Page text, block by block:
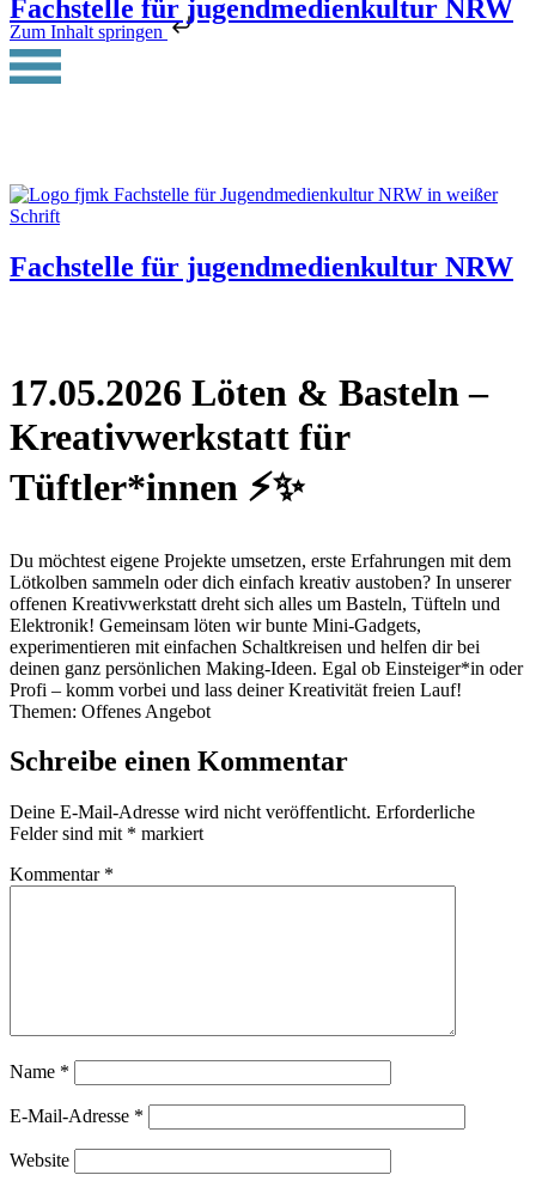
Zum Inhalt springen
Fachstelle für jugendmedienkultur NRW
Fachstelle für jugendmedienkultur NRW
17.05.2026 Löten & Basteln –
Kreativwerkstatt für
Tüftler*innen ⚡✨
Du möchtest eigene Projekte umsetzen, erste Erfahrungen mit dem
Lötkolben sammeln oder dich einfach kreativ austoben? In unserer
offenen Kreativwerkstatt dreht sich alles um Basteln, Tüfteln und
Elektronik! Gemeinsam löten wir bunte Mini-Gadgets,
experimentieren mit einfachen Schaltkreisen und helfen dir bei
deinen ganz persönlichen Making-Ideen. Egal ob Einsteiger*in oder
Profi – komm vorbei und lass deiner Kreativität freien Lauf!
Themen: Offenes Angebot
Schreibe einen Kommentar
Deine E-Mail-Adresse wird nicht veröffentlicht. Erforderliche
Felder sind mit * markiert
Kommentar *
Name *
E-Mail-Adresse *
Website